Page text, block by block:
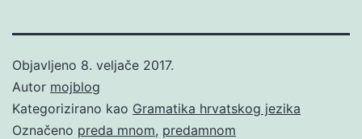
Objavljeno 8. veljače 2017.
Autor mojblog
Kategorizirano kao Gramatika hrvatskog jezika
Označeno preda mnom, predamnom